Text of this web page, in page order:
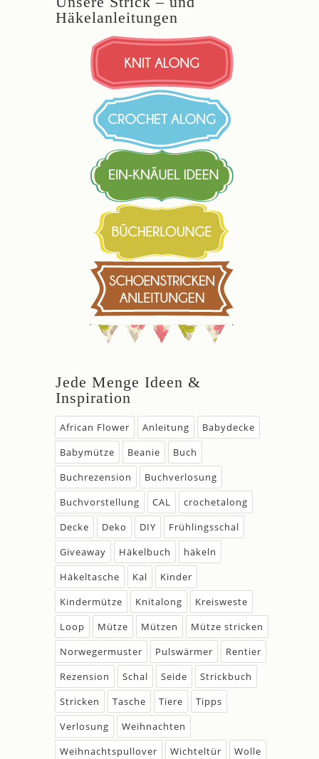
Häkelanleitungen
Jede Menge Ideen &
Inspiration
African Flower Anleitung
Babydecke
Babymütze
Beanie
Buch
Buchrezension
Buchverlosung
Buchvorstellung
CAL
crochetalong
Decke
Deko DIY
Frühlingsschal
Giveaway
Häkelbuch
häkeln
Häkeltasche
Kal
Kinder
Kindermütze
Knitalong
Kreisweste
Loop
Mütze Mützen
Mütze stricken
Norwegermuster
Pulswärmer
Rentier
Rezension
Schal Seide
Strickbuch
Stricken
Tasche Tiere
Tipps
Verlosung
Weihnachten
Weihnachtspullover
Wichteltür
Wolle